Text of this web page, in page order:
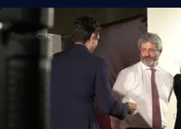
APP
Android